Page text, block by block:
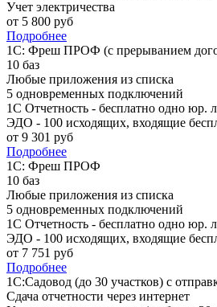
Учет электричества
от 5 800 руб
Подробнее
1С: Фреш ПРОФ (с прерыванием
10 баз
Любые приложения из списка
5 одновременных подключений
1С Отчетность - бесплатно одно юр.
ЭДО - 100 исходящих, входящие
от 9 301 руб
Подробнее
1С: Фреш ПРОФ
10 баз
Любые приложения из списка
5 одновременных подключений
1С Отчетность - бесплатно одно юр.
ЭДО - 100 исходящих, входящие
от 7 751 руб
Подробнее
1С:Садовод (до 30 участков) с
Сдача отчетности через интернет